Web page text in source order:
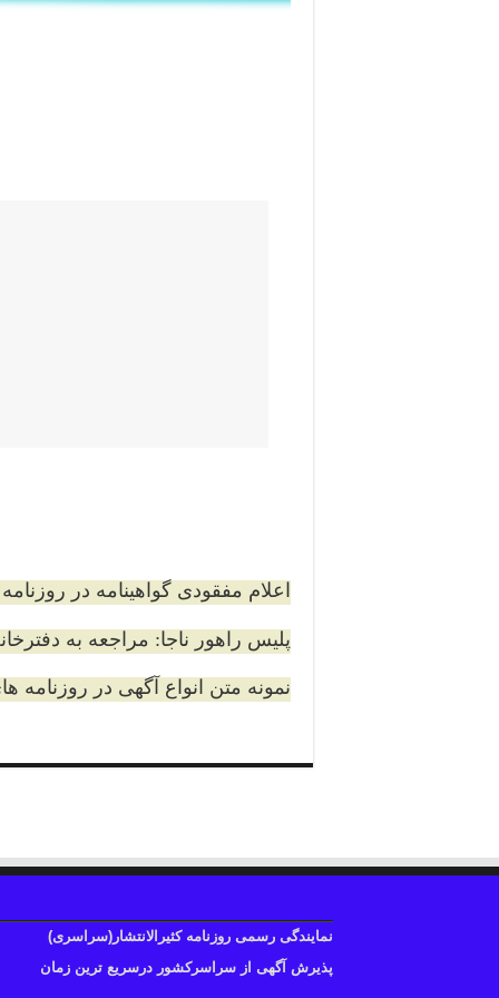
اعلام مفقودی گواهینامه در
پلیس راهور ناجا: مراجعه به
نمونه متن انواع آگهی در
نمایندگی رسمی روزنامه کثیرالانتشار(سراسری)
پذیرش آگهی از سراسرکشور درسریع ترین زمان